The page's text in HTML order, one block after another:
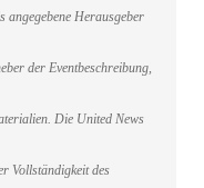
angegebene Herausgeber
der Eventbeschreibung,
Die United News
Vollständigkeit des